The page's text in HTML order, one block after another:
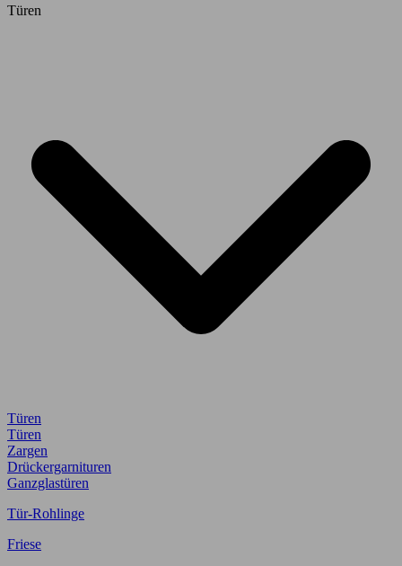
Türen
Türen
Türen
Zargen
Drückergarnituren
Ganzglastüren
Tür-Rohlinge
Friese